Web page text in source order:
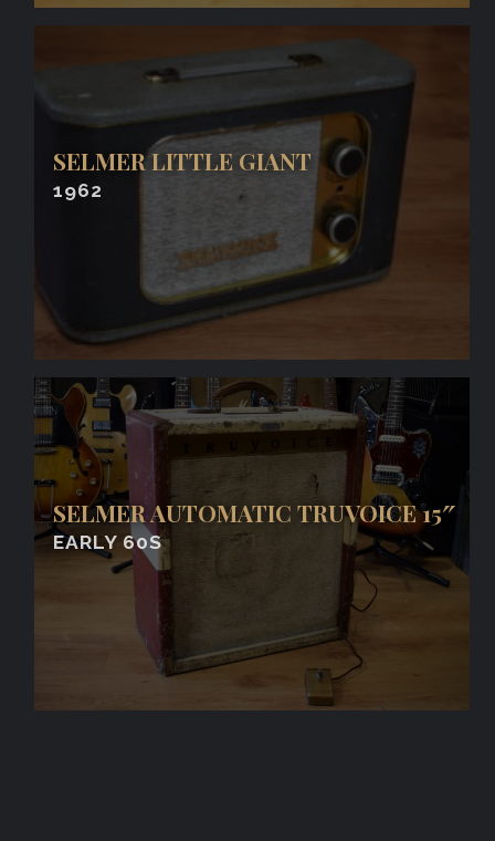
SELMER LITTLE GIANT
1962
SELMER AUTOMATIC TRUVOICE 15″
EARLY 60S